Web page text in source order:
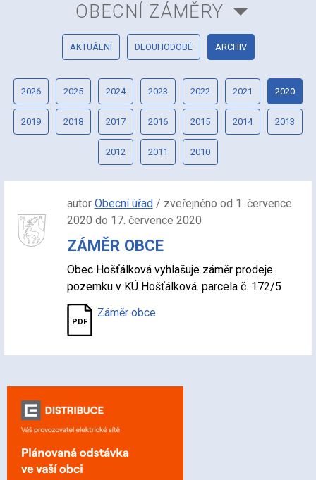
OBECNÍ ZÁMĚRY
AKTUÁLNÍ DLOUHODOBÉ ARCHIV
2026 2025 2024 2023 2022 2021 2020
2019 2018 2017 2016 2015 2014 2013
2012 2011 2010
autor Obecní úřad/ zveřejněno od 1. července
2020 do 17. července 2020
ZÁMĚR OBCE
Obec Hošťálková vyhlašuje záměr prodeje
pozemku v KÚ Hošťálková. parcela č. 172/5
Záměr obce